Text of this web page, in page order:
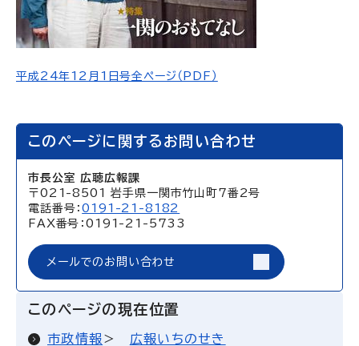
平成24年12月1日号全ページ（PDF）
このページに関するお問い合わせ
市長公室 広聴広報課
〒021-8501 岩手県一関市竹山町7番2号
電話番号：0191-21-8182
FAX番号：0191-21-5733
メールでのお問い合わせ
このページの現在位置
市政情報
広報いちのせき